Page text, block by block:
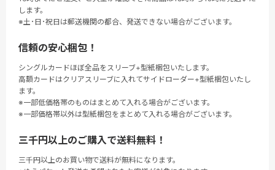
します。
※土･日･祝日は郵送機関の都合、発送できない場合がございます。
信頼の安心梱包！
シングルカードほぼ全品をスリーブ+型紙梱包いたします。
高額カードはクリアスリーブに入れてサイドローダー+型紙梱包いたし
ます。
※一部低価格帯のものはまとめて入れる場合がございます。
※一部価格帯以外は型紙梱包をまとめて入れる場合がございます。
三千円以上のご購入で送料無料！
三千円以上のお買い物で送料が無料になります。